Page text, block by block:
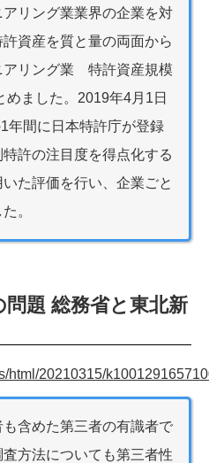
リング業業界の企業を対
資産を質と量の両面から
アリング業 特許資産規模
ました。2019年4月1日
年間に日本特許庁が登録
許の注目度を得点化する
いた評価を行い、企業ごと
。
題 総務省と東北新
html/20210315/
含めた第三者の有識者で
方法についても第三者性